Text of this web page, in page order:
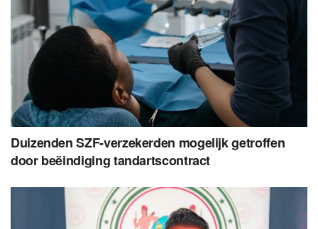
Duizenden SZF-verzekerden mogelijk getroffen
door beëindiging tandartscontract